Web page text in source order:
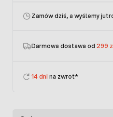
Zamów dziś, a wyślemy
Darmowa dostawa od 299
14 dni na zwrot*